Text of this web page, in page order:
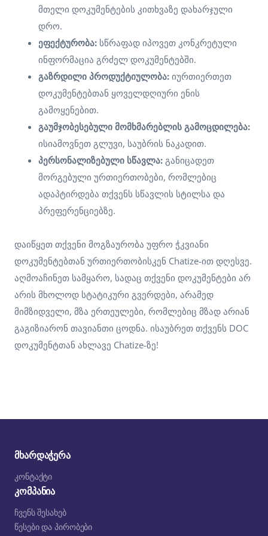
მთელი დოკუმენტების კითხვაზე დახარჯული
დრო.
ეფექტურობა: სწრაფად იპოვეთ კონკრეტული
ინფორმაცია გრძელ დოკუმენტებში.
გაზრდილი პროდუქტიულობა: იურთიერთეთ
დოკუმენტებთან ყოველდღიური ენის
გამოყენებით.
გაუმჯობესებული მომხმარებლის გამოცდილება:
ისიამოვნეთ გლუვი, საუბრის ნაკადით.
პერსონალიზებული სწავლა: განიცადეთ
მორგებული ურთიერთობები, რომლებიც
ადაპტირდება თქვენს სწავლის სტილსა და
პრეფერენციებზე.
დაიწყეთ თქვენი მოგზაურობა უფრო ჭკვიანი
დოკუმენტებთან ურთიერთობისკენ Chatize-ით დღესვე.
აღმოაჩინეთ სამყარო, სადაც თქვენი დოკუმენტები არ
არის მხოლოდ სტატიკური გვერდები, არამედ
მიმზიდველი, მზა ერთეულები, რომლებიც მზად არიან
გაგიზიარონ თავიანთი ცოდნა. ისაუბრეთ თქვენს DOC
დოკუმენტთან ახლავე Chatize-ზე!
მხარდაჭერა
კონტაქტი
კომპანია
ჩვენს შესახებ
წესები და პირობები